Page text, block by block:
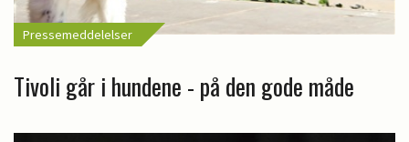
Pressemeddelelser
Tivoli går i hundene - på den gode måde